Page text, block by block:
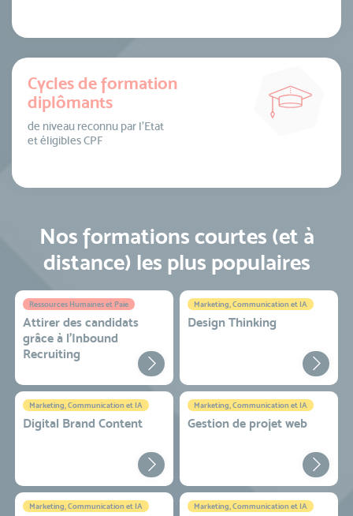
Cycles de formation
diplômants
de niveau reconnu par l’Etat
et éligibles CPF
Nos formations courtes (et à
distance) les plus populaires
Ressources Humaines et Paie
Attirer des candidats
grâce à l’Inbound
Recruiting
Marketing, Communication et IA
Design Thinking
Marketing, Communication et IA
Digital Brand Content
Marketing, Communication et IA
Gestion de projet web
Marketing, Communication et IA Marketing, Communication et IA